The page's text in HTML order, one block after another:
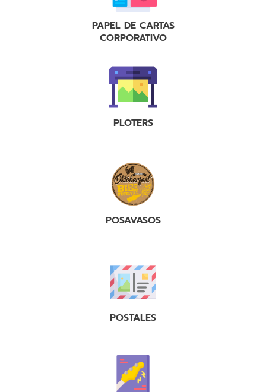
PAPEL DE CARTAS
CORPORATIVO
PLOTERS
POSAVASOS
POSTALES